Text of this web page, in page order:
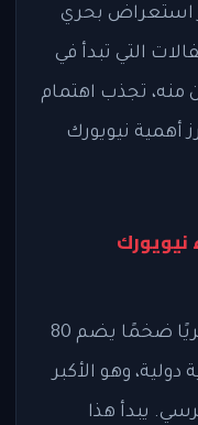
استعراض بحري
التي تبدأ في
منه، تجذب اهتمام
أهمية نيويورك
تتضمن الفعاليات استعراضًا بحريًا ضخمًا يضم 80
دولية، وهو الأكبر
يبدأ هذا